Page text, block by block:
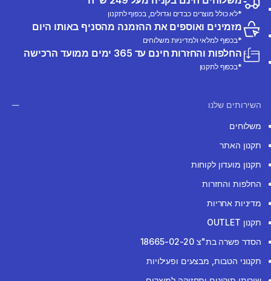
*לא כולל מוצרים כבדים וגדולים, בכפוף לתקנון
מזמינים ואוספים את ההזמנה מהסניף באותו היום
*בכפוף למלאי ולמדיניות משלוחים
החלפות והחזרות חינם עד 365 ימים ממועד הרכישה
*בכפוף לתקנון
השירותים שלנו
משלוחים
תקנון האתר
תקנון מועדון לקוחות
החלפות והחזרות
מדיניות אחריות
תקנון OUTLET
הסדר פשרה בת"צ 18665-02-20
תקנוני הטבות, מבצעים ופעילויות